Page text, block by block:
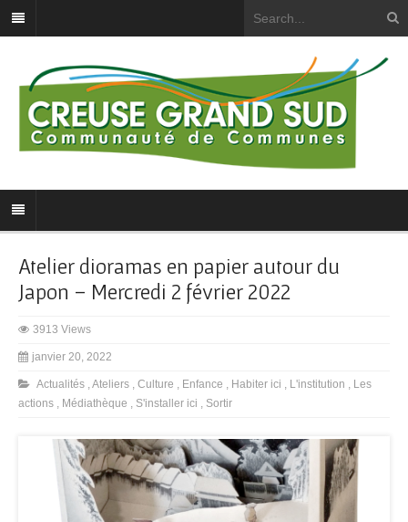
Atelier dioramas en papier autour du
Japon – Mercredi 2 février 2022
3913 Views
janvier 20, 2022
Actualités ,Ateliers , Culture , Enfance , Habiter ici , L'institution , Les
actions , Médiathèque , S'installer ici , Sortir